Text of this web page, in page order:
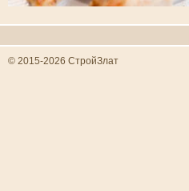
© 2015-2026 СтройЗлат